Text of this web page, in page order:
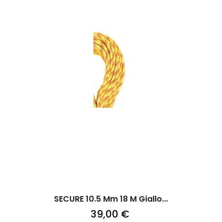
SECURE 10.5 Mm 18 M Giallo...
39,00 €